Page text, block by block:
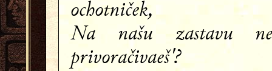
ochotniček,
Na našu zastavu ne
privoračivaeš'?